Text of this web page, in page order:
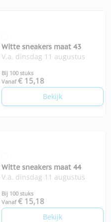
Witte sneakers maat 43
V.a. dinsdag 11 augustus
Bij 100 stuks
Vanaf € 15,18
Bekijk
Witte sneakers maat 44
V.a. dinsdag 11 augustus
Bij 100 stuks
Vanaf € 15,18
Bekijk